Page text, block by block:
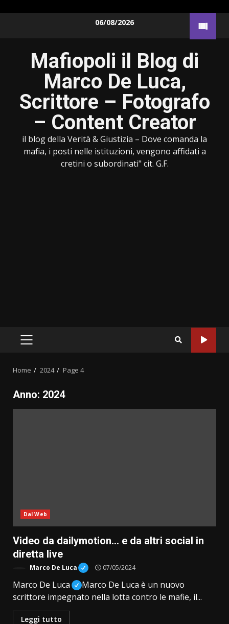
06/08/2026
Mafiopoli il Blog di
Marco De Luca,
Scrittore – Fotografo
– Content Creator
il blog della Verità & Giustizia – Dove comanda la
mafia, i posti nelle istituzioni, vengono affidati a
cretini o subordinati" cit. G.F.
PRIMARY
Home 2024 Page 4
Anno: 2024
Dal Web
Video da dailymotion… e da altri social in
diretta live
Marco De Luca 07/05/2024
Marco De Luca
Marco De Luca è un nuovo
scrittore impegnato nella lotta contro le mafie, il...
Leggi tutto